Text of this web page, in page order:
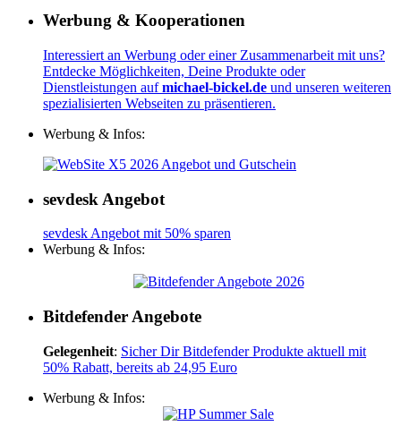
Werbung & Kooperationen
Interessiert an Werbung oder einer Zusammenarbeit mit uns?
Entdecke Möglichkeiten, Deine Produkte oder
Dienstleistungen aufmichael-bickel.de und unseren weiteren
spezialisierten Webseiten zu präsentieren.
Werbung & Infos:
sevdesk Angebot
sevdesk Angebot mit 50% sparen
Werbung & Infos:
Bitdefender Angebote
Gelegenheit: Sicher Dir Bitdefender Produkte aktuell mit
50% Rabatt, bereits ab 24,95 Euro
Werbung & Infos: